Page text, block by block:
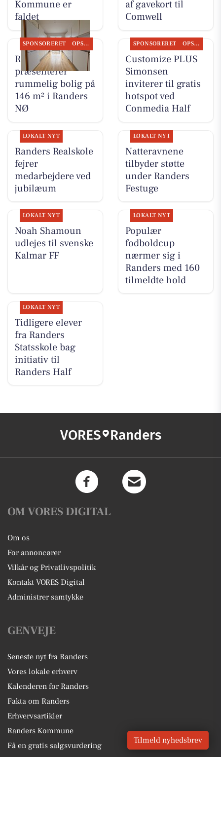
Kommune er
faldet
af gavekort til
Comwell
SPONSORERET OPSLAGSTAVLEN
RandersBolig
præsenterer
rummelig bolig på
146 m² i Randers
NØ
SPONSORERET OPSLAGSTAVLEN
Customize PLUS
Simonsen
inviterer til gratis
hotspot ved
Conmedia Half
LOKALT NYT
Randers Realskole
fejrer
medarbejdere ved
jubilæum
LOKALT NYT
Natteravnene
tilbyder støtte
under Randers
Festuge
LOKALT NYT
Noah Shamoun
udlejes til svenske
Kalmar FF
LOKALT NYT
Populær
fodboldcup
nærmer sig i
Randers med 160
tilmeldte hold
LOKALT NYT
Tidligere elever
fra Randers
Statsskole bag
initiativ til
Randers Half
VORES Randers
OM VORES DIGITAL
Om os
For annoncører
Vilkår og Privatlivspolitik
Kontakt VORES Digital
Administrer samtykke
GENVEJE
Seneste nyt fra Randers
Vores lokale erhverv
Kalenderen for Randers
Fakta om Randers
Erhvervsartikler
Randers Kommune
Få en gratis salgsvurdering
Tilmeld nyhedsbrev